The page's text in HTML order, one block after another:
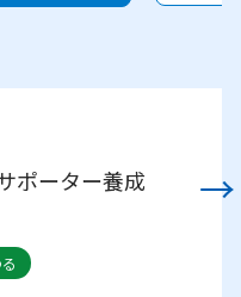
ドダンス選手
など
ポーター養成
→
した 風船バレ
・サッカ
習会（9月6